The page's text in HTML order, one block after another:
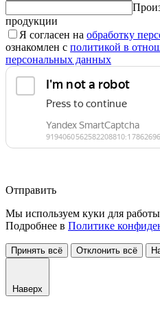
продукции
Я согласен на обработку
ознакомлен с политикой в
персональных данных
Отправить
Мы используем куки для
Подробнее в Политике
Принять всё Отклонить всё
Наверх